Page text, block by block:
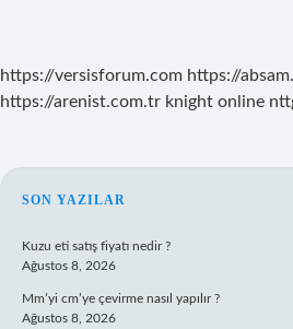
https://versisforum.com https://
https://arenist.com.tr knight online
SIDEBAR
SON YAZILAR
Kuzu eti satış fiyatı nedir ?
Ağustos 8, 2026
Mm’yi cm’ye çevirme nasıl yapılır ?
Ağustos 8, 2026